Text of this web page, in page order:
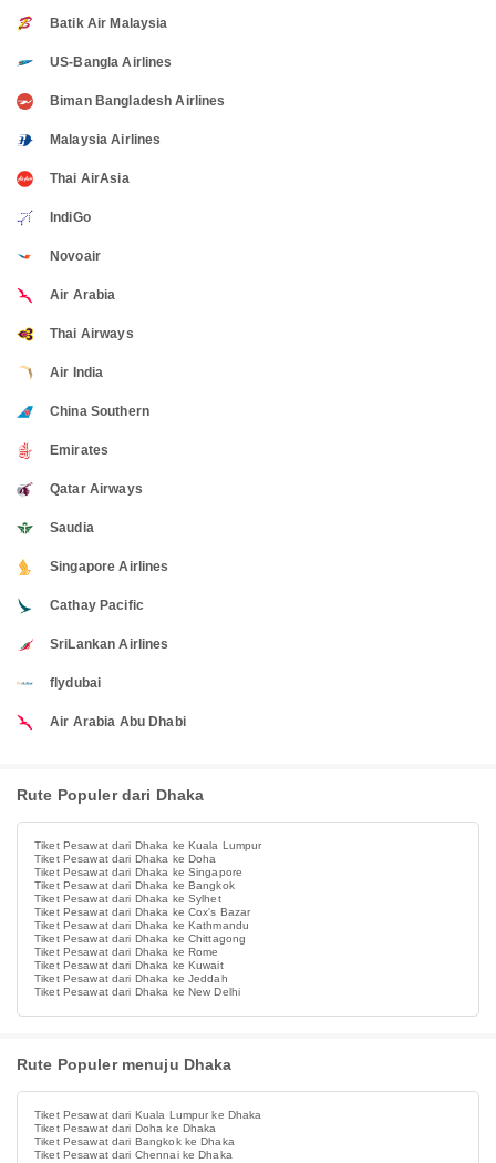
Batik Air Malaysia
US-Bangla Airlines
Biman Bangladesh Airlines
Malaysia Airlines
Thai AirAsia
IndiGo
Novoair
Air Arabia
Thai Airways
Air India
China Southern
Emirates
Qatar Airways
Saudia
Singapore Airlines
Cathay Pacific
SriLankan Airlines
flydubai
Air Arabia Abu Dhabi
Rute Populer dari Dhaka
Tiket Pesawat dari Dhaka ke Kuala Lumpur
Tiket Pesawat dari Dhaka ke Doha
Tiket Pesawat dari Dhaka ke Singapore
Tiket Pesawat dari Dhaka ke Bangkok
Tiket Pesawat dari Dhaka ke Sylhet
Tiket Pesawat dari Dhaka ke Cox's Bazar
Tiket Pesawat dari Dhaka ke Kathmandu
Tiket Pesawat dari Dhaka ke Chittagong
Tiket Pesawat dari Dhaka ke Rome
Tiket Pesawat dari Dhaka ke Kuwait
Tiket Pesawat dari Dhaka ke Jeddah
Tiket Pesawat dari Dhaka ke New Delhi
Rute Populer menuju Dhaka
Tiket Pesawat dari Kuala Lumpur ke Dhaka
Tiket Pesawat dari Doha ke Dhaka
Tiket Pesawat dari Bangkok ke Dhaka
Tiket Pesawat dari Chennai ke Dhaka